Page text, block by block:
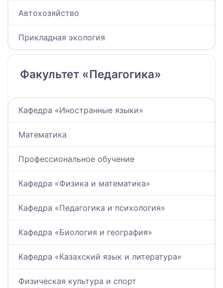
Автохозяйство
Прикладная экология
Факультет «Педагогика»
Кафедра «Иностранные языки»
Математика
Профессиональное обучение
Кафедра «Физика и математика»
Кафедра «Педагогика и психология»
Кафедра «Биология и география»
Кафедра «Казахский язык и литература»
Физическая культура и спорт